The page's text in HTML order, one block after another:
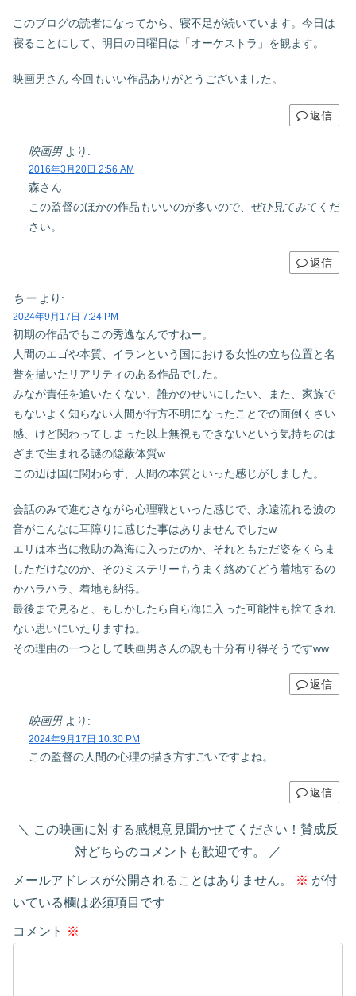
このブログの読者になってから、寝不足が続いています。今日は
寝ることにして、明日の日曜日は「オーケストラ」を観ます。
映画男さん 今回もいい作品ありがとうございました。
返信
映画男 より:
2016年3月20日 2:56 AM
森さん
この監督のほかの作品もいいのが多いので、ぜひ見てみてくだ
さい。
返信
ちー より:
2024年9月17日 7:24 PM
初期の作品でもこの秀逸なんですねー。
人間のエゴや本質、イランという国における女性の立ち位置と名
誉を描いたリアリティのある作品でした。
みなが責任を追いたくない、誰かのせいにしたい、また、家族で
もないよく知らない人間が行方不明になったことでの面倒くさい
感、けど関わってしまった以上無視もできないという気持ちのは
ざまで生まれる謎の隠蔽体質w
この辺は国に関わらず、人間の本質といった感じがしました。
会話のみで進むさながら心理戦といった感じで、永遠流れる波の
音がこんなに耳障りに感じた事はありませんでしたw
エリは本当に救助の為海に入ったのか、それともただ姿をくらま
しただけなのか、そのミステリーもうまく絡めてどう着地するの
かハラハラ、着地も納得。
最後まで見ると、もしかしたら自ら海に入った可能性も捨てきれ
ない思いにいたりますね。
その理由の一つとして映画男さんの説も十分有り得そうですww
返信
映画男 より:
2024年9月17日 10:30 PM
この監督の人間の心理の描き方すごいですよね。
返信
この映画に対する感想意見聞かせてください！賛成反
対どちらのコメントも歓迎です。
メールアドレスが公開されることはありません。 ※ が付
いている欄は必須項目です
コメント ※